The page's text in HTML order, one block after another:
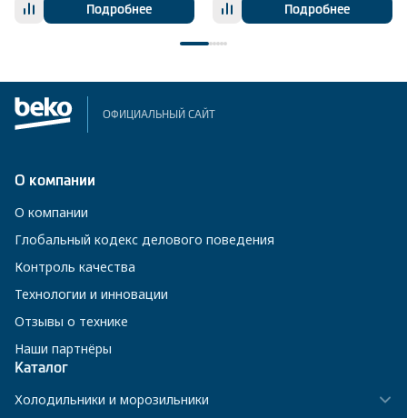
Подробнее
Подробнее
ОФИЦИАЛЬНЫЙ САЙТ
О компании
О компании
Глобальный кодекс делового поведения
Контроль качества
Технологии и инновации
Отзывы о технике
Наши партнёры
Каталог
Холодильники и морозильники